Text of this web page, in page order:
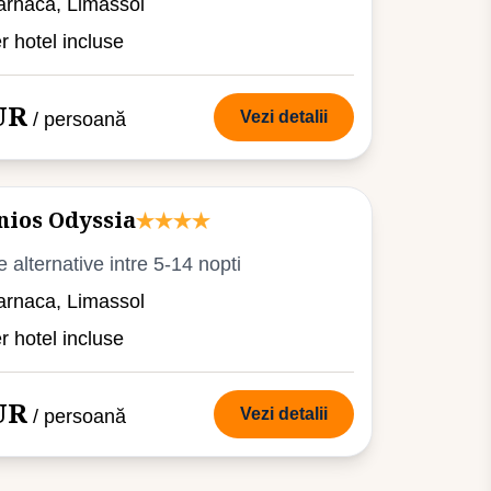
hotel incluse
/ persoană Vezi detalii
Odyssia
alternative intre 5-14 nopti
Limassol
hotel incluse
/ persoană Vezi detalii